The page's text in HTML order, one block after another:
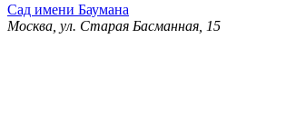
Сад имени Баумана
Москва, ул. Старая Басманная, 15